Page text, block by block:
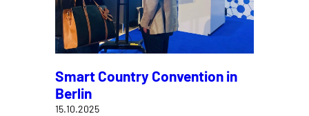
Smart Country Convention in
Berlin
15.10.2025